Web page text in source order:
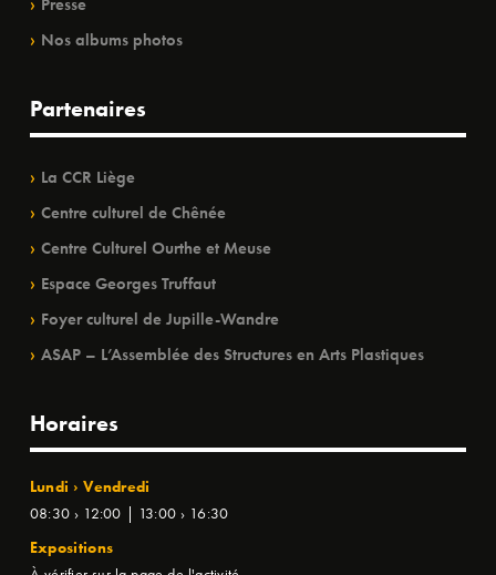
Presse
Nos albums photos
Partenaires
La CCR Liège
Centre culturel de Chênée
Centre Culturel Ourthe et Meuse
Espace Georges Truffaut
Foyer culturel de Jupille-Wandre
ASAP – L’Assemblée des Structures en Arts Plastiques
Horaires
Lundi › Vendredi
08:30 › 12:00 | 13:00 › 16:30
Expositions